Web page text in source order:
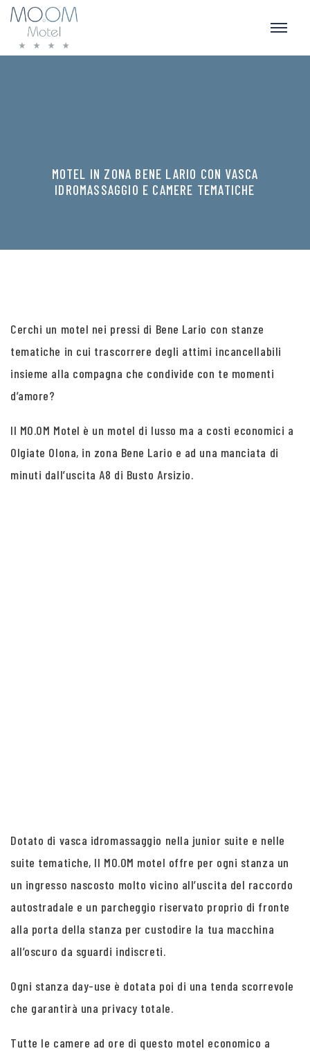
MOTEL IN ZONA BENE LARIO CON VASCA
IDROMASSAGGIO E CAMERE TEMATICHE
Cerchi un motel nei pressi di Bene Lario con stanze
tematiche in cui trascorrere degli attimi incancellabili
insieme alla compagna che condivide con te momenti
d’amore?
Il MO.OM Motel è un motel di lusso ma a costi economici a
Olgiate Olona, in zona Bene Lario e ad una manciata di
minuti dall’uscita A8 di Busto Arsizio.
Dotato di vasca idromassaggio nella junior suite e nelle
suite tematiche, Il MO.OM motel offre per ogni stanza un
un ingresso nascosto molto vicino all’uscita del raccordo
autostradale e un parcheggio riservato proprio di fronte
alla porta della stanza per custodire la tua macchina
all’oscuro da sguardi indiscreti.
Ogni stanza day-use è dotata poi di una tenda scorrevole
che garantirà una privacy totale.
Tutte le camere ad ore di questo motel economico a